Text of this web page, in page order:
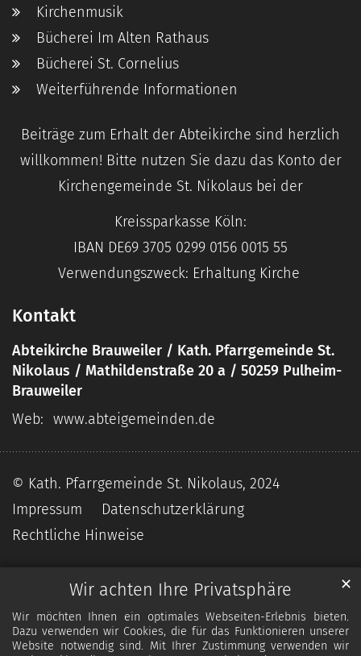
Wir achten Ihre Privatsphäre
Wir möchten Ihnen ein optimales Webseiten-Erlebnis bieten.
Dazu verwenden wir Cookies, die für das Funktionieren unserer
Website notwendig sind. Mit Ihrer Zustimmung verwenden wir
✕
Kirchenmusik
Bücherei Im Alten Rathaus
Bücherei St. Cornelius
Weiterführende Informationen
Beiträge zum Erhalt der Abteikirche sind herzlich
willkommen! Bitte nutzen Sie dazu das Konto der
Kirchengemeinde St. Nikolaus bei der
Kreissparkasse Köln:
IBAN DE69 3705 0299 0156 0015 55
Verwendungszweck: Erhaltung Kirche
Kontakt
Abteikirche Brauweiler / Kath. Pfarrgemeinde St.
Nikolaus / Mathildenstraße 20 a / 50259 Pulheim-
Brauweiler
Web: www.abteigemeinden.de
© Kath. Pfarrgemeinde St. Nikolaus, 2024
Impressum
Datenschutzerklärung
Rechtliche Hinweise